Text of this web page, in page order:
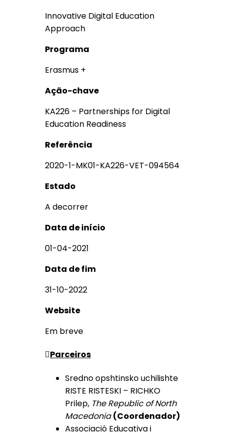
Innovative Digital Education
Approach
Programa
Erasmus +
Ação-chave
KA226 – Partnerships for Digital
Education Readiness
Referência
2020-1-MK01-KA226-VET-094564
Estado
A decorrer
Data de início
01-04-2021
Data de fim
31-10-2022
Website
Em breve
Parceiros
Sredno opshtinsko uchilishte
RISTE RISTESKI – RICHKO
Prilep, The Republic of North
Macedonia(Coordenador)
Associació Educativa i